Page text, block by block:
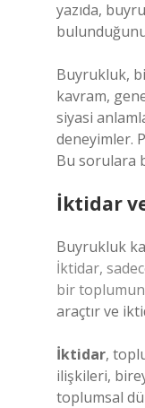
yazıda,
Buyrukluk,
kavram,
siyasi
deneyimler.
Bu sorulara
İktidar
Buyrukluk
İktidar,
bir
araçtır ve
İktidar,
ilişkileri,
toplumsal